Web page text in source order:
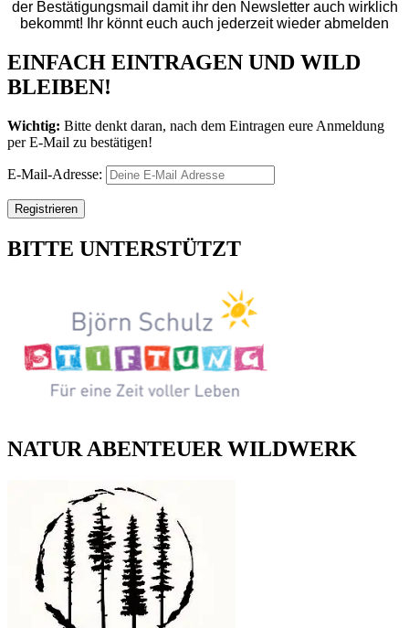
der Bestätigungsmail damit ihr den Newsletter auch wirklich
bekommt! Ihr könnt euch auch jederzeit wieder abmelden
EINFACH EINTRAGEN UND WILD
BLEIBEN!
Wichtig: Bitte denkt daran, nach dem Eintragen eure Anmeldung
per E-Mail zu bestätigen!
E-Mail-Adresse:
BITTE UNTERSTÜTZT
NATUR ABENTEUER WILDWERK